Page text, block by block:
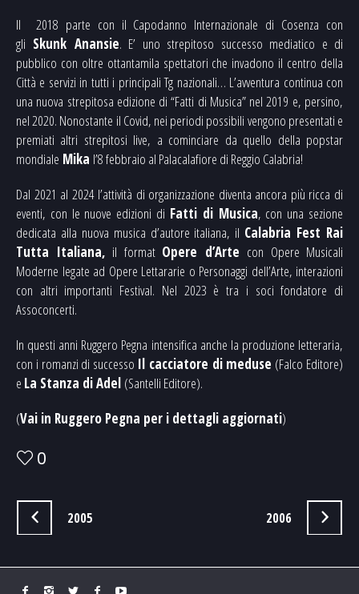
Il 2018 parte con il Capodanno Internazionale di Cosenza con
gli Skunk Anansie. E’ uno strepitoso successo mediatico e di
pubblico con oltre ottantamila spettatori che invadono il centro della
Città e servizi in tutti i principali Tg nazionali… L’avventura continua con
una nuova strepitosa edizione di “Fatti di Musica” nel 2019 e, persino,
nel 2020. Nonostante il Covid, nei periodi possibili vengono presentati e
premiati altri strepitosi live, a cominciare da quello della popstar
mondiale Mika l’8 febbraio al Palacalafiore di Reggio Calabria!
Dal 2021 al 2024 l’attività di organizzazione diventa ancora più ricca di
eventi, con le nuove edizioni di Fatti di Musica, con una sezione
dedicata alla nuova musica d’autore italiana, il Calabria Fest Rai
Tutta Italiana, il format Opere d’Arte con Opere Musicali
Moderne legate ad Opere Lettararie o Personaggi dell’Arte, interazioni
con altri importanti Festival. Nel 2023 è tra i soci fondatore di
Assoconcerti.
In questi anni Ruggero Pegna intensifica anche la produzione letteraria,
con i romanzi di successo Il cacciatore di meduse (Falco Editore)
e La Stanza di Adel (Santelli Editore).
(Vai in Ruggero Pegna per i dettagli aggiornati)
0
2005 2006